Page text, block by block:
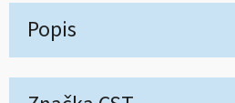
Popis